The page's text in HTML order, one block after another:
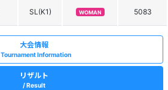
SL(K1) WOMAN 5083
大会情報
Tournament Information
リザルト
Result